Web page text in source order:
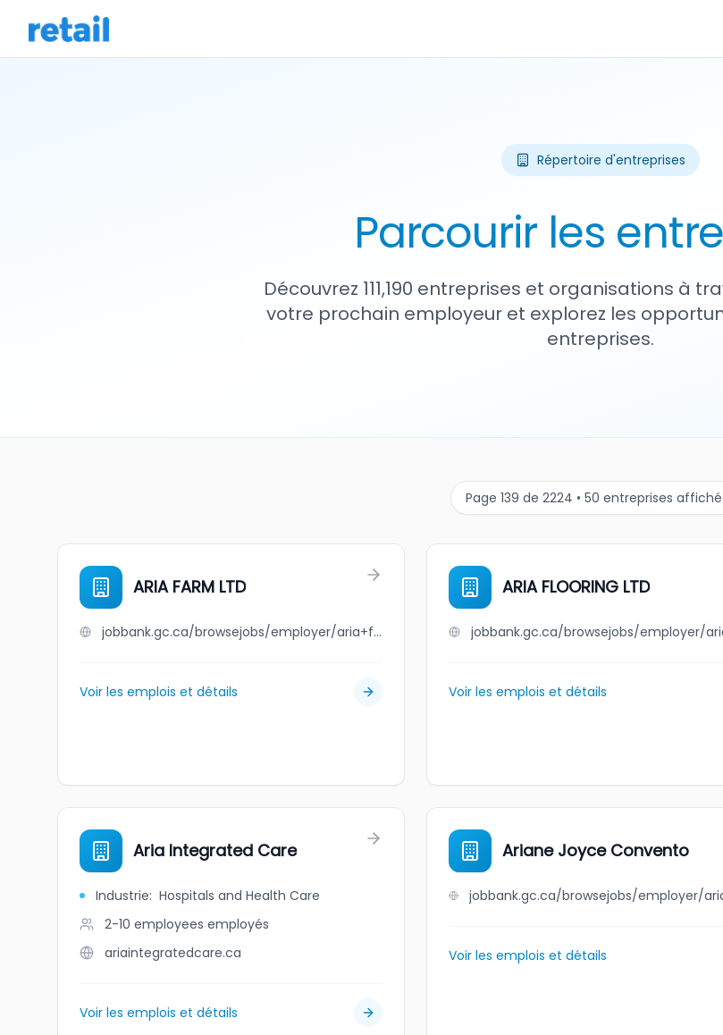
Répertoire d'entreprises
Parcourir les
Découvrez 111,190 entreprises et organisations à
votre prochain employeur et explorez les
entreprises.
Page 139 de 2224 • 50 entreprises
ARIA FARM LTD
jobbank.gc.ca/browsejobs/employer/aria+farm+ltd/ca
Voir les emplois et détails
ARIA FLOORING LTD
Voir les emplois et détails
Aria Integrated Care
Industrie: Hospitals and Health Care
2-10 employees employés
ariaintegratedcare.ca
Voir les emplois et détails
Ariane Joyce Convento
Voir les emplois et détails